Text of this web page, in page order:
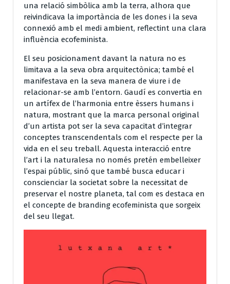
una relació simbòlica amb la terra, alhora que
reivindicava la importància de les dones i la seva
connexió amb el medi ambient, reflectint una clara
influència ecofeminista.
El seu posicionament davant la natura no es
limitava a la seva obra arquitectònica; també el
manifestava en la seva manera de viure i de
relacionar-se amb l’entorn. Gaudí es convertia en
un artífex de l’harmonia entre èssers humans i
natura, mostrant que la marca personal original
d’un artista pot ser la seva capacitat d’integrar
conceptes transcendentals com el respecte per la
vida en el seu treball. Aquesta interacció entre
l’art i la naturalesa no només pretén embelleixer
l’espai públic, sinó que també busca educar i
conscienciar la societat sobre la necessitat de
preservar el nostre planeta, tal com es destaca en
el concepte de branding ecofeminista que sorgeix
del seu llegat.